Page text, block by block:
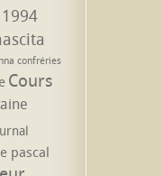
1994
confréries
Cours
pascal